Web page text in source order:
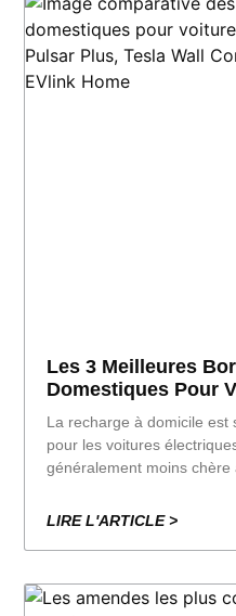
Les 3 Meilleures
Domestiques Pour
La recharge à domicile est
pour les voitures
généralement moins chère
recommande mes trois
LIRE L'ARTICLE >